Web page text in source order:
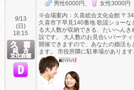
9/13
(日)
18:15
男性6000円、
女性3000円
※会場案内：久喜総合文化会館 〒
久喜市下早見140番地 歌謡ショーな
る大人数が収納できる、たいへんき
設です。 大人数のお見合いパーテ
開催できますので、あなたの婚活も
ます。 市役所隣に駐車場があります